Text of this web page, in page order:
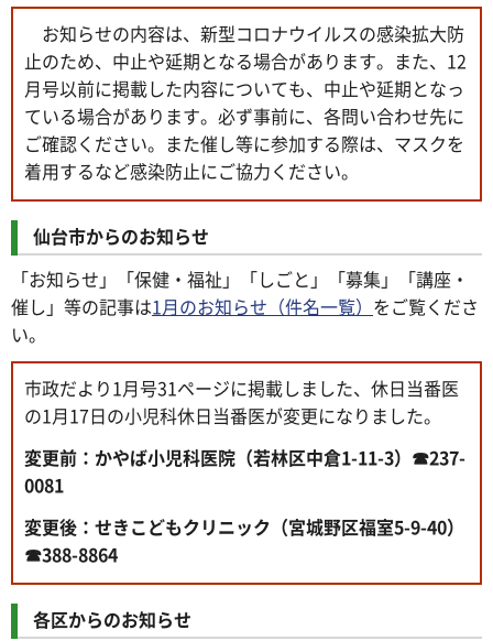
お知らせの内容は、新型コロナウイルスの感染拡大防
止のため、中止や延期となる場合があります。また、12
月号以前に掲載した内容についても、中止や延期となっ
ている場合があります。必ず事前に、各問い合わせ先に
ご確認ください。また催し等に参加する際は、マスクを
着用するなど感染防止にご協力ください。
仙台市からのお知らせ
「お知らせ」「保健・福祉」「しごと」「募集」「講座・
催し」等の記事は1月のお知らせ（件名一覧） をご覧くださ
い。
市政だより1月号31ページに掲載しました、休日当番医
の1月17日の小児科休日当番医が変更になりました。
変更前：かやば小児科医院（若林区中倉1-11-3）☎237-
0081
変更後：せきこどもクリニック（宮城野区福室5-9-40）
☎388-8864
各区からのお知らせ